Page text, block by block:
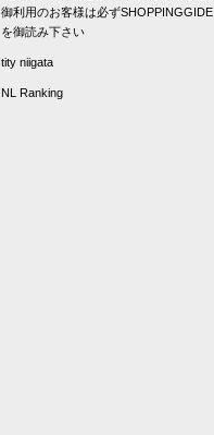
御利用のお客様は必ずSHOPPINGGIDE
を御読み下さい
tity niigata
NL Ranking